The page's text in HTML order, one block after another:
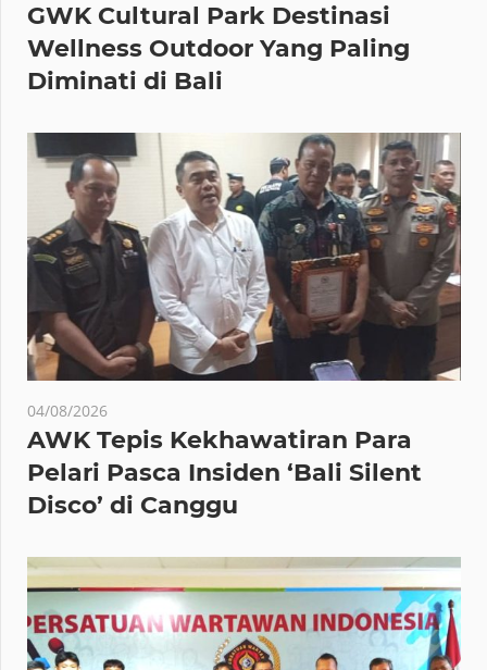
GWK Cultural Park Destinasi
Wellness Outdoor Yang Paling
Diminati di Bali
04/08/2026
AWK Tepis Kekhawatiran Para
Pelari Pasca Insiden ‘Bali Silent
Disco’ di Canggu